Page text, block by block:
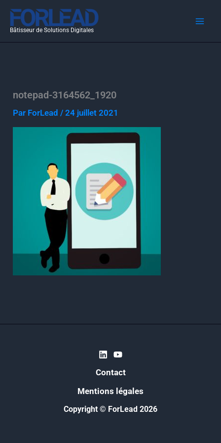
Aller
contenu
Bâtisseur de Solutions Digitales
notepad-3164562_1920
Par ForLead/24 juillet 2021
Contact
Mentions légales
Copyright © ForLead 2026